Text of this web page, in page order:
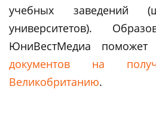
учебных заведений
университетов).
ЮниВестМедиа
документов на
Великобританию.